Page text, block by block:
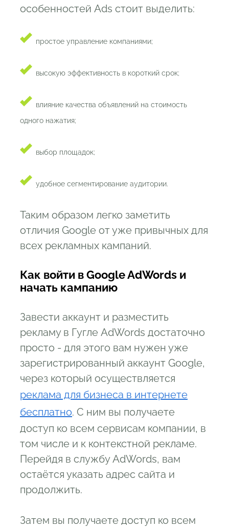
особенностей Ads стоит выделить:
простое управление компаниями;
высокую эффективность в короткий срок;
влияние качества объявлений на стоимость
одного нажатия;
выбор площадок;
удобное сегментирование аудитории.
Таким образом легко заметить
отличия Google от уже привычных для
всех рекламных кампаний.
Как войти в Google AdWords и
начать кампанию
Завести аккаунт и разместить
рекламу в Гугле AdWords достаточно
просто - для этого вам нужен уже
зарегистрированный аккаунт Google,
через который осуществляется
реклама для бизнеса в интернете
бесплатно. С ним вы получаете
доступ ко всем сервисам компании, в
том числе и к контекстной рекламе.
Перейдя в службу AdWords, вам
остаётся указать адрес сайта и
продолжить.
Затем вы получаете доступ ко всем